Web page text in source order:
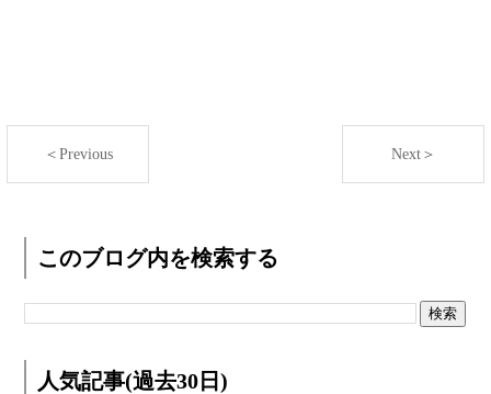
＜Previous Next＞
このブログ内を検索する
人気記事(過去30日)